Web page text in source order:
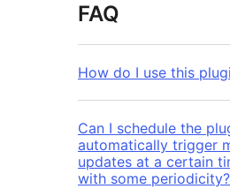
FAQ
How do I use this
Can I schedule the
automatically trigger
updates at a certain
with some periodicity?